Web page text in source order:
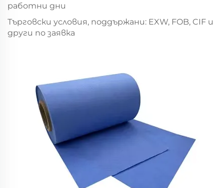
работни дни
Търговски условия, поддържани: EXW, FOB, CIF и
други по заявка